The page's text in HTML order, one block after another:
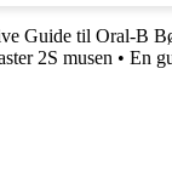
Guide til Oral-B
2S musen • En